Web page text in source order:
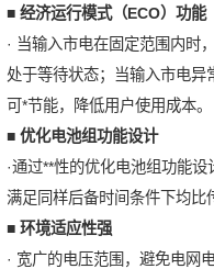
■ 经济运行模式（ECO）功能
· 当输入市电在固定范围内时
处于等待状态；当输入市电
可*节能，降低用户使用成本。
■ 优化电池组功能设计
·通过**性的优化电池组功能
满足同样后备时间条件下均比
■ 环境适应性强
· 宽广的电压范围，避免电网